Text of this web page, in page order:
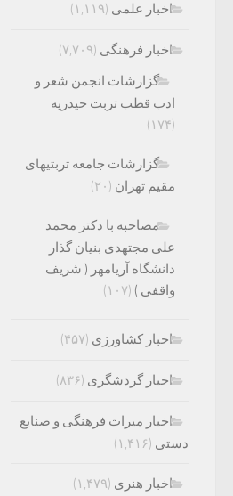
اخبار علمی (۱,۱۱۹)
اخبار فرهنگی (۷,۷۰۹)
گزارشات انجمن شعر و
ادب قطب تربت حیدریه
(۱۷۴)
گزارشات جامعه تربتیهای
مقیم تهران (۲۰)
مصاحبه با دکتر محمد
علی مجتهدی بنیان گذار
دانشگاه آریامهر ( شریف
واقفی ) (۱۰۷)
اخبار کشاورزی (۴۵۷)
اخبار گردشگری (۸۳۶)
اخبار میراث فرهنگی و صنایع
دستی (۱,۴۱۶)
اخبار هنری (۱,۴۷۹)